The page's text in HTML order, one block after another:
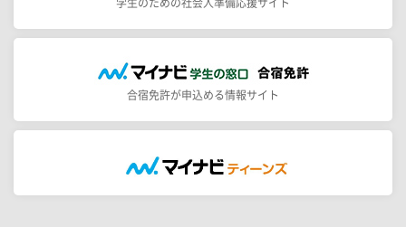
学生のための社会人準備応援サイト
合宿免許が申込める情報サイト